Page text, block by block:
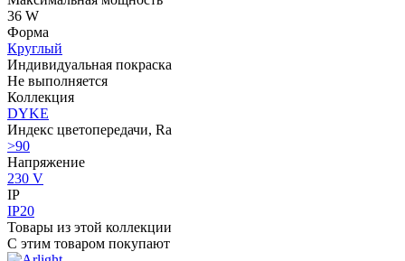
36 W
Форма
Круглый
Индивидуальная покраска
Не выполняется
Коллекция
DYKE
Индекс цветопередачи, Ra
>90
Напряжение
230 V
IP
IP20
Товары из этой коллекции
С этим товаром покупают